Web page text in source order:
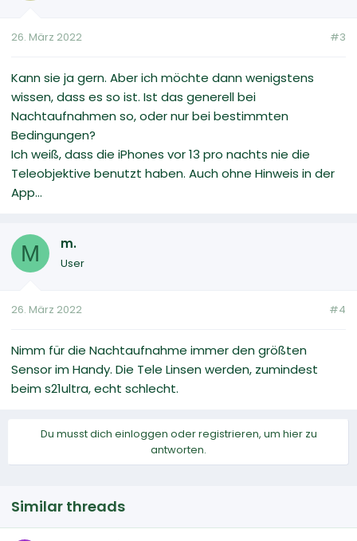
26. März 2022 #3
Kann sie ja gern. Aber ich möchte dann wenigstens
wissen, dass es so ist. Ist das generell bei
Nachtaufnahmen so, oder nur bei bestimmten
Bedingungen?
Ich weiß, dass die iPhones vor 13 pro nachts nie die
Teleobjektive benutzt haben. Auch ohne Hinweis in der
App...
M m.
User
26. März 2022 #4
Nimm für die Nachtaufnahme immer den größten
Sensor im Handy. Die Tele Linsen werden, zumindest
beim s21ultra, echt schlecht.
Du musst dich einloggen oder registrieren, um hier zu
antworten.
Similar threads